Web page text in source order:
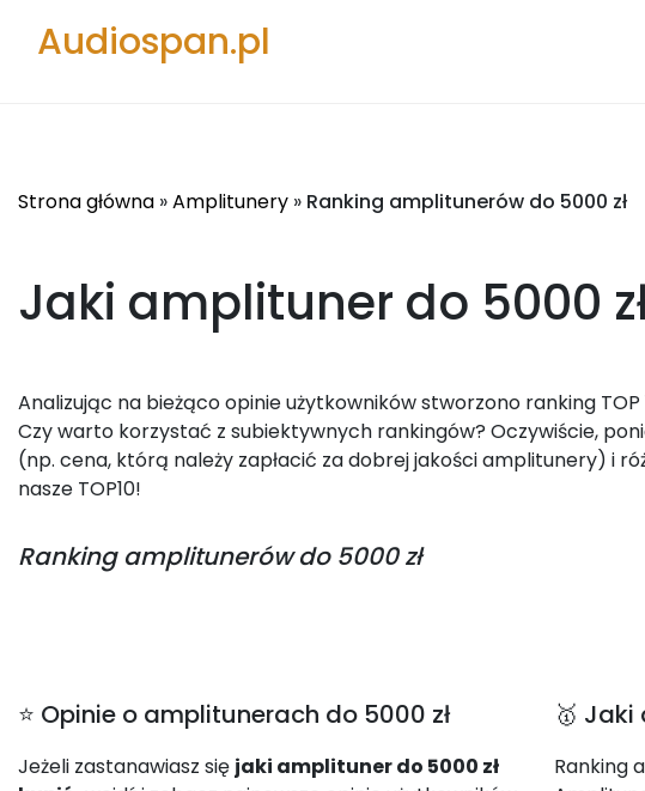
Audiospan.pl
Strona główna »Amplitunery » Ranking amplitunerów do 5000 zł
Jaki amplituner do 5000
Analizując na bieżąco opinie użytkowników stworzono ranking
Czy warto korzystać z subiektywnych rankingów? Oczywiście,
(np. cena, którą należy zapłacić za dobrej jakości amplitunery) i
nasze TOP10!
Ranking amplitunerów do 5000 zł
⭐ Opinie o amplitunerach do 5000 zł
Jeżeli zastanawiasz się jaki amplituner do 5000 zł
🥇
Ranking